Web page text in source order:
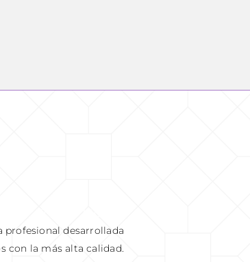
profesional desarrollada
con la más alta calidad.